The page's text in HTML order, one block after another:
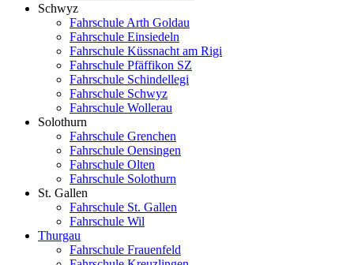
Schwyz
Fahrschule Arth Goldau
Fahrschule Einsiedeln
Fahrschule Küssnacht am Rigi
Fahrschule Pfäffikon SZ
Fahrschule Schindellegi
Fahrschule Schwyz
Fahrschule Wollerau
Solothurn
Fahrschule Grenchen
Fahrschule Oensingen
Fahrschule Olten
Fahrschule Solothurn
St. Gallen
Fahrschule St. Gallen
Fahrschule Wil
Thurgau
Fahrschule Frauenfeld